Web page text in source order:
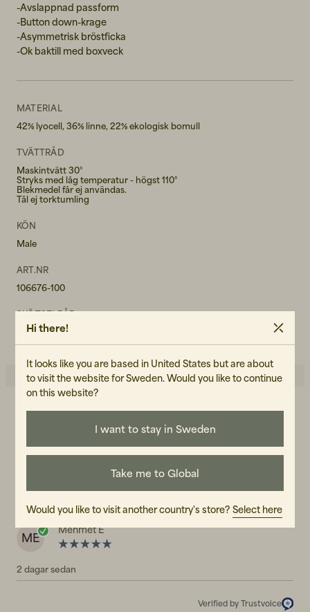
-Avslappnad passform
-Button down-krage
-Asymmetrisk bröstficka
-Ok baktill med boxveck
MATERIAL
42% lyocell, 36% linne, 22% ekologisk bomull
TVÄTTRÅD
Maskintvätt 30°
Stryks med låg temperatur - högst 110°
Blekmedel får ej användas.
Tål ej torktumling
KÖN
Male
ART.NR
106676-100
SKÖTSELRÅD
LÄS VÅR CARE GUIDE
4☆
2 ☆
1 ☆
ME
Mehmet E
2 dagar sedan
Verified by Trustvoice
Hi there!
It looks like you are based in United States but are about
to visit the website for Sweden. Would you like to continue
on this website?
I want to stay in Sweden
Take me to Global
Would you like to visit another country's store? Select here